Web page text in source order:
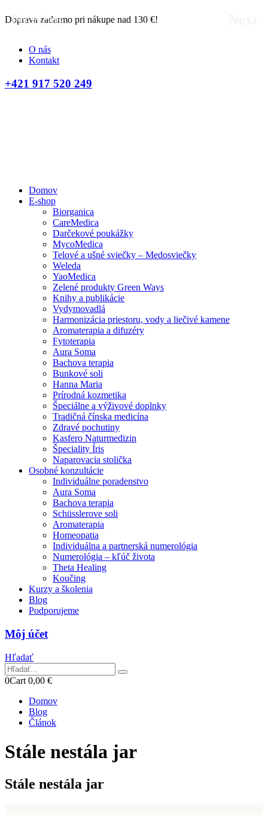
Doprava zadarmo pri nákupe nad 130 €!
Previous
O nás
Kontakt
+421 917 520 249
Domov
E-shop
Biorganica
CareMedica
Darčekové poukážky
MycoMedica
Telové a ušné sviečky – Medosviečky
Weleda
YaoMedica
Zelené produkty Green Ways
Knihy a publikácie
Vydymovadlá
Harmonizácia priestoru, vody a liečivé kamene
Aromaterapia a difuzéry
Fytoterapia
Aura Soma
Bachova terapia
Bunkové soli
Hanna Maria
Prírodná kozmetika
Špeciálne a výživové doplnky
Tradičná čínska medicína
Zdravé pochutiny
Kasfero Naturmedizin
Špeciality Íris
Naparovacia stolička
Osobné konzultácie
Individuálne poradenstvo
Aura Soma
Bachova terapia
Schüsslerove soli
Aromaterapia
Homeopatia
Individuálna a partnerská numerológia
Numerológia – kľúč života
Theta Healing
Koučing
Kurzy a školenia
Blog
Podporujeme
Môj účet
Hľadať
0Cart 0,00 €
Domov
Blog
Článok
Stále nestála jar
Stále nestála jar